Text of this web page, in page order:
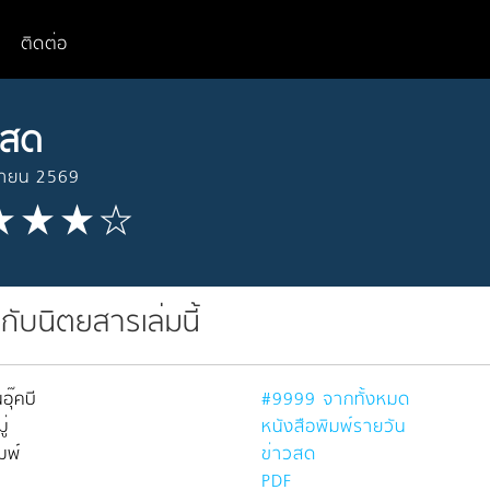
ติดต่อ
ด
ยน 2569
บนิตยสารเล่มนี้
คบี
#9999 จากทั้งหมด
หนังสือพิมพ์รายวัน
พ์
ข่าวสด
PDF